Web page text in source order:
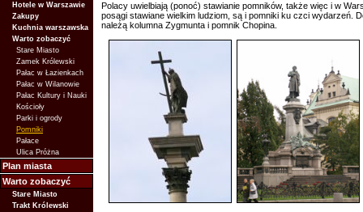
Hotele w Warszawie
Zakupy
Kuchnia warszawska
Warto zobaczyć
Stare Miasto
Zamek Królewski
Pałac w Łazienkach
Pałac w Wilanowie
Pałac Kultury i Nauki
Kościoły
Parki i ogrody
Pomniki
Pałace
Ulica Próżna
Plan miasta
Warto zobaczyć
Stare Miasto
Trakt Królewski
Polacy uwielbiają (ponoć) stawianie pomników, także więc i w
posągi stawiane wielkim ludziom, są i pomniki ku czci wydarzeń.
należą kolumna Zygmunta i pomnik Chopina.